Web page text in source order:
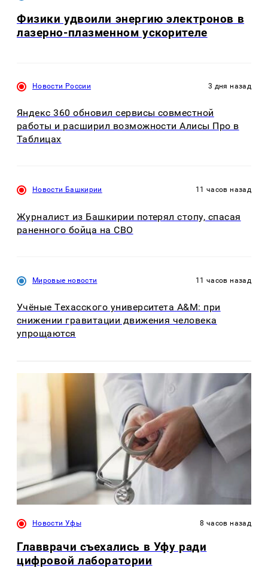
Физики удвоили энергию электронов в
лазерно-плазменном ускорителе
Новости России 3 дня назад
Яндекс 360 обновил сервисы совместной
работы и расширил возможности Алисы Про в
Таблицах
Новости Башкирии 11 часов назад
Журналист из Башкирии потерял стопу, спасая
раненного бойца на СВО
Мировые новости 11 часов назад
Учёные Техасского университета A&M: при
снижении гравитации движения человека
упрощаются
Новости Уфы 8 часов назад
Главврачи съехались в Уфу ради
цифровой лаборатории